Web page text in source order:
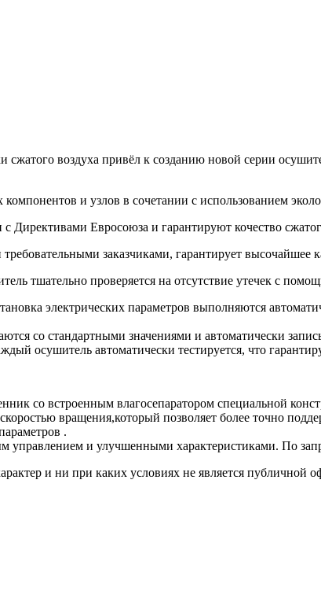
воздуха привёл к созданию новой серии
и узлов в сочетании с использованием
Директивами Евросоюза и гарантируют кочество
заказчиками, гарантирует
тшательно проверяется на отсутствие утечек с
электрических параметров выполняются
со стандартными значениями и автоматически
осушитель автоматически тестируется, что
со встроенным влагосепаратором специальной
вращения,который позволяет более точно
.
управлением и улучшенными характеристиками. По
и ни при каких условиях не является